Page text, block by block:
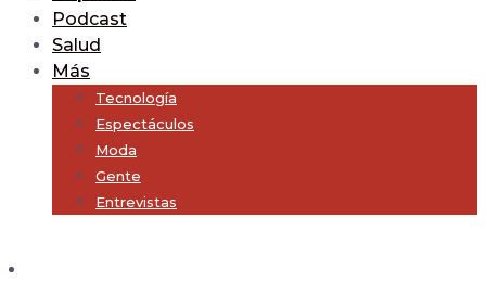
Podcast
Salud
Más
Tecnología
Espectáculos
Moda
Gente
Entrevistas